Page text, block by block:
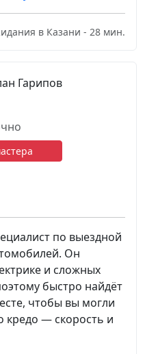
в Казани - 28 мин.
по выездной
Он
и сложных
быстро найдёт
чтобы вы могли
кредо — скорость и